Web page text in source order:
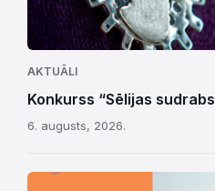
AKTUĀLI
Konkurss “Sēlijas
6. augusts, 2026.